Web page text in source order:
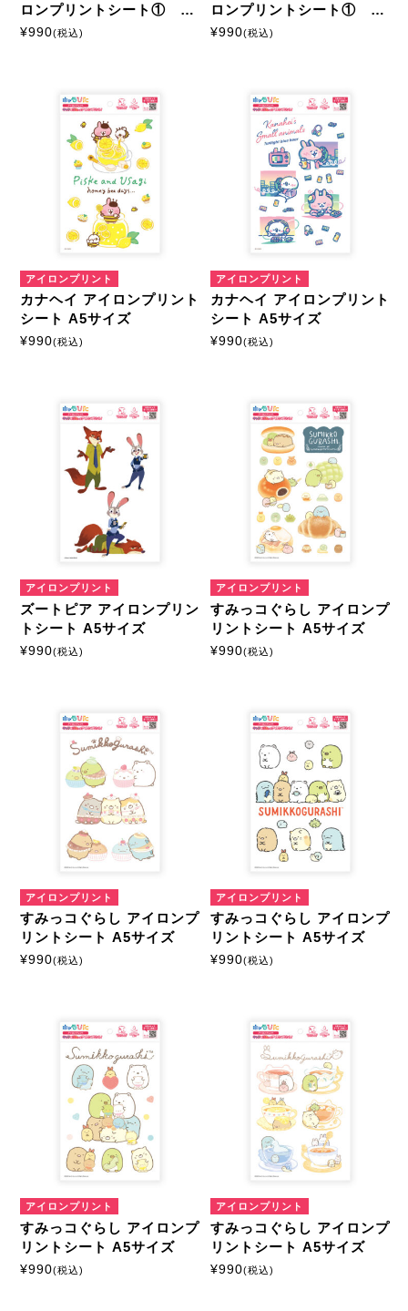
ロンプリントシート① A5
2
¥990(税込)
ロンプリントシート① A5
1
¥990(税込)
アイロンプリント
カナヘイ アイロンプリント
シート A5サイズ
¥990(税込)
アイロンプリント
カナヘイ アイロンプリント
シート A5サイズ
¥990(税込)
アイロンプリント
ズートピア アイロンプリン
トシート A5サイズ
¥990(税込)
アイロンプリント
すみっコぐらし アイロンプ
リントシート A5サイズ
¥990(税込)
アイロンプリント
すみっコぐらし アイロンプ
リントシート A5サイズ
¥990(税込)
アイロンプリント
すみっコぐらし アイロンプ
リントシート A5サイズ
¥990(税込)
アイロンプリント
すみっコぐらし アイロンプ
リントシート A5サイズ
¥990(税込)
アイロンプリント
すみっコぐらし アイロンプ
リントシート A5サイズ
¥990(税込)